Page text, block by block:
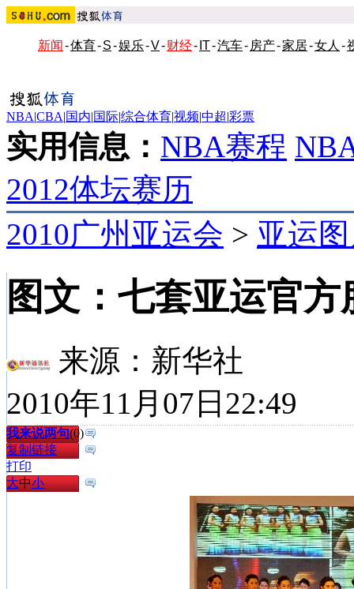
新闻 -体育-S-娱乐-V-财经- IT-汽车- 房产-家居-女人 -
NBA|CBA|国内|国际|综合体育|视频|中超|彩票
实用信息： NBA赛程
2012体坛赛历
2010广州亚运会 > 亚运
图文：七套亚运官
来源： 新华社
2010年11月07日22:49
我来说两句(0)
复制链接
打印
大中小